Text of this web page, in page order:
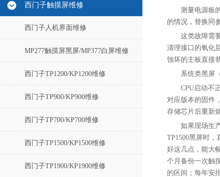
西门子触摸屏维修
西门子人机界面维修
MP277触摸屏黑屏/MP377白屏维修
西门子TP1200/KP1200维修
西门子TP900/KP900维修
西门子TP700/KP700维修
西门子TP1500/KP1500维修
西门子TP1900/KP1900维修
测量电源板
的情况，替换同
这类故障需
清理接口的氧化
蚀坏的主板直接
系统类黑屏
CPU启动不
对应版本的固件
存储芯片后重新
如果现场生
TP1500黑屏时
好这几点，能大
个月备份一次触
的区间；每年安